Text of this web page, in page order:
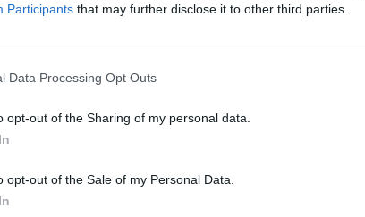
Participants that may further disclose it to other third parties.
Data Processing Opt Outs
opt-out of the Sharing of my personal data.
opt-out of the Sale of my Personal Data.
ne alakuljon ki tumultus a regisztrációs
több is lesz.
rendszer biztonsági intézkedés, első
területére bármilyen közbiztonságot,